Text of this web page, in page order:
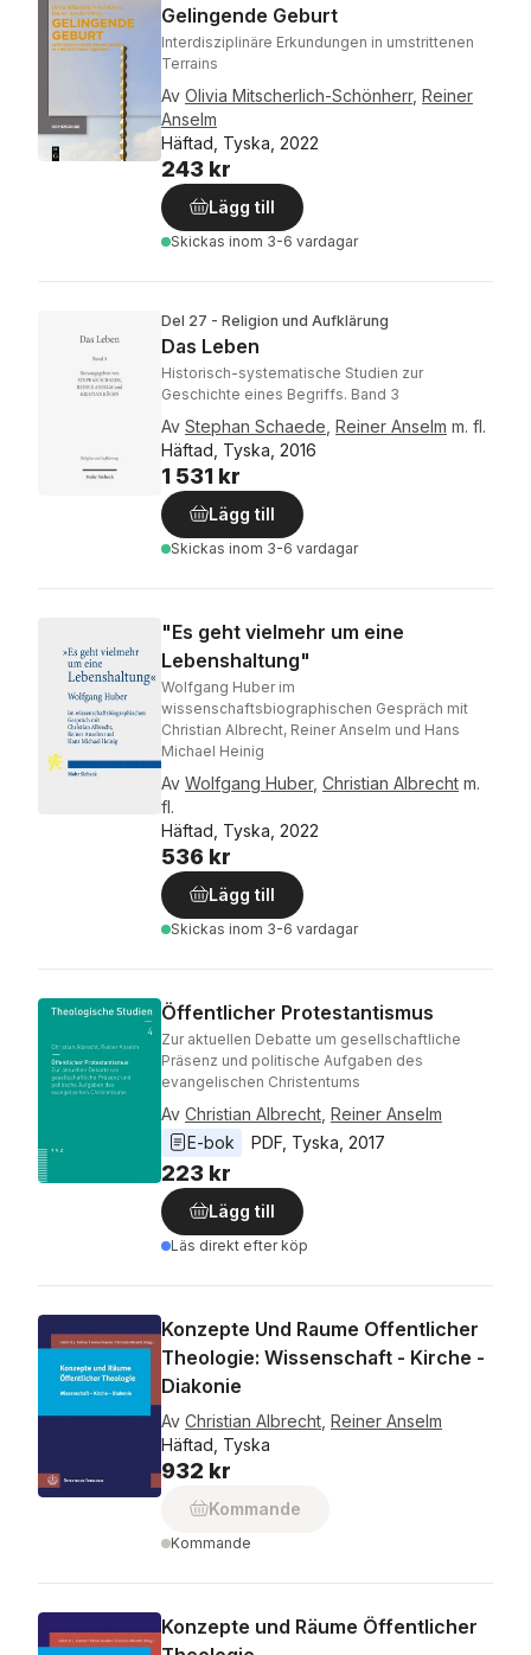
Gelingende Geburt
Interdisziplinäre Erkundungen in umstrittenen
Terrains
Av Olivia Mitscherlich-Schönherr, Reiner
Anselm
Häftad, Tyska, 2022
243 kr
Lägg till
Skickas inom 3-6 vardagar
Del 27 - Religion und Aufklärung
Das Leben
Historisch-systematische Studien zur
Geschichte eines Begriffs. Band 3
Av Stephan Schaede Reiner Anselm m. fl.
Häftad, Tyska, 2016
1 531 kr
Lägg till
Skickas inom 3-6 vardagar
"Es geht vielmehr um eine
Lebenshaltung"
Wolfgang Huber im
wissenschaftsbiographischen Gespräch mit
Christian Albrecht, Reiner Anselm und Hans
Michael Heinig
Av Wolfgang Huber, Christian Albrecht m.
fl.
Häftad, Tyska, 2022
536 kr
Lägg till
Skickas inom 3-6 vardagar
Öffentlicher Protestantismus
Zur aktuellen Debatte um gesellschaftliche
Präsenz und politische Aufgaben des
evangelischen Christentums
Av Christian Albrecht Reiner Anselm
E-bok
PDF Tyska 2017
223 kr
Lägg till
Läs direkt efter köp
Konzepte Und Raume Offentlicher
Theologie: Wissenschaft - Kirche -
Diakonie
Av Christian Albrecht Reiner Anselm
Häftad, Tyska
932 kr
Kommande
Kommande
Konzepte und Räume Öffentlicher